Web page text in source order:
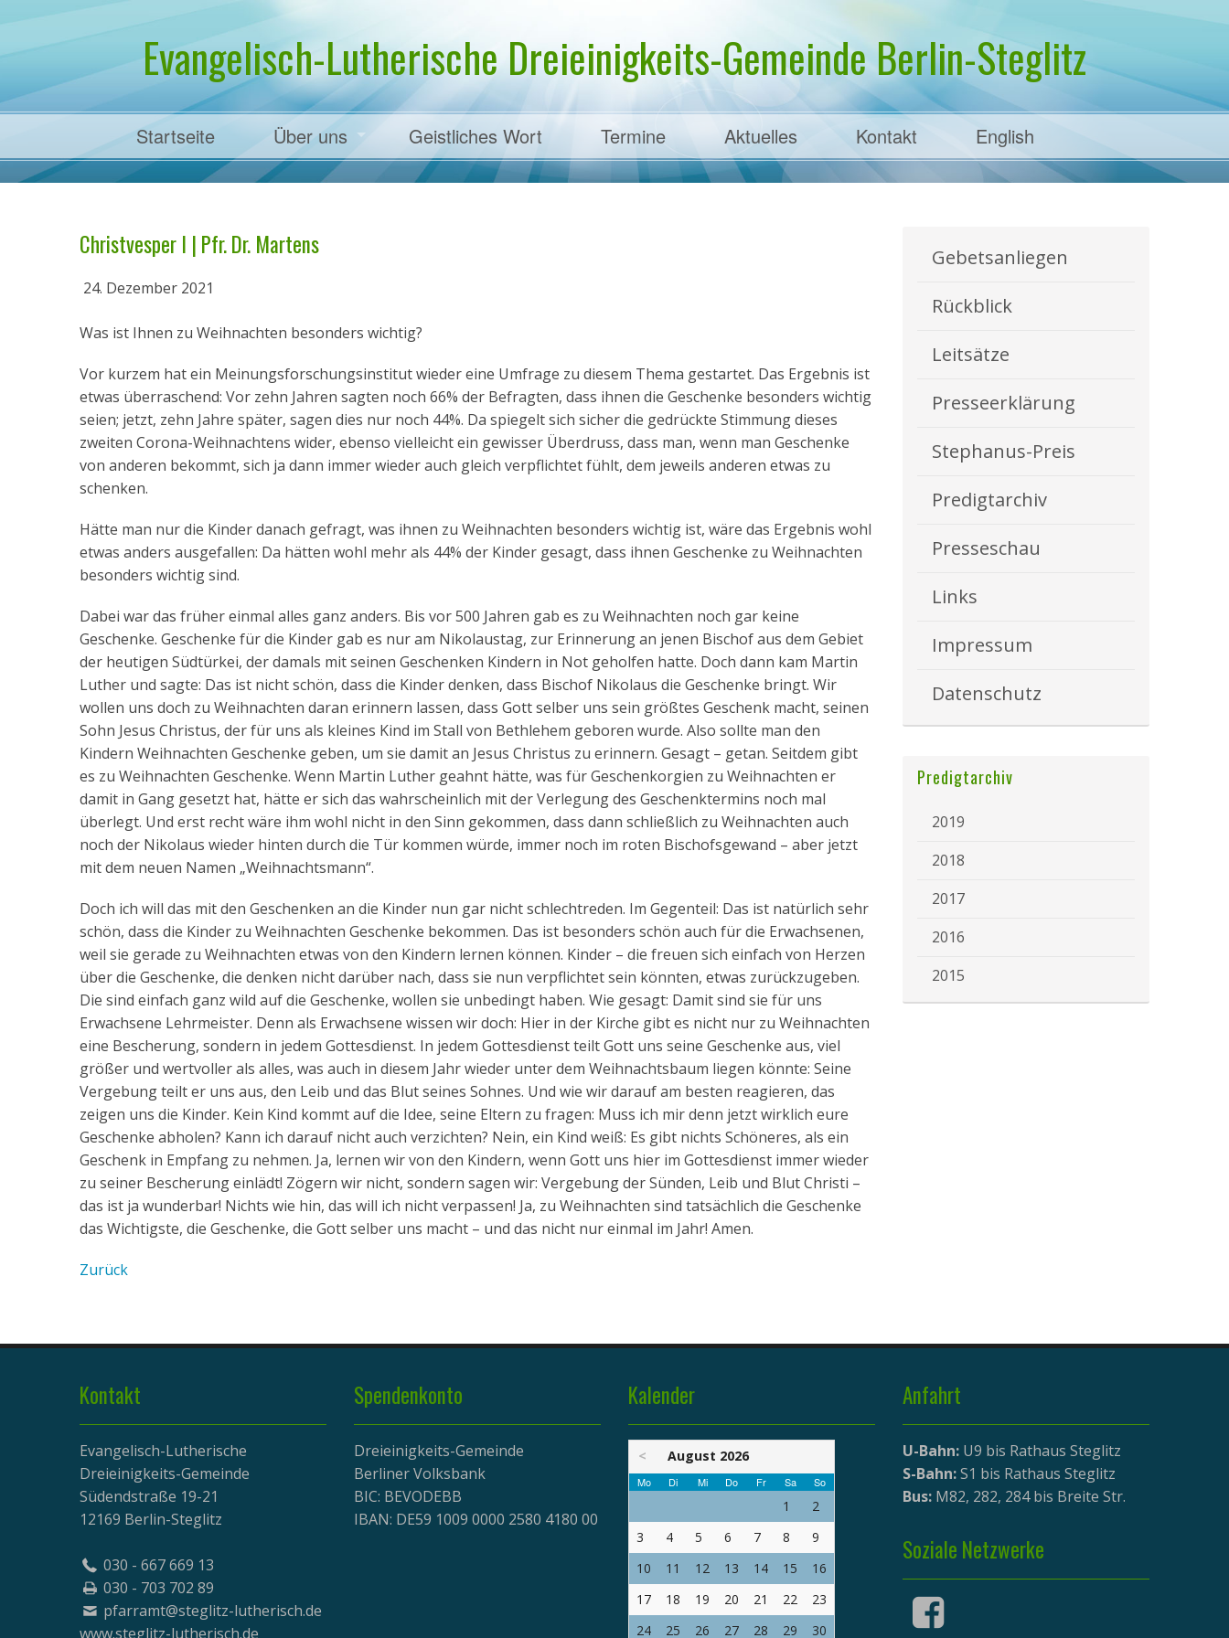
Evangelisch-Lutherische Dreieinigkeits-Gemeinde Berlin-Steglitz
Startseite
Über uns
Pfarrer Dr. Martens
Geistliches Wort Termine Aktuelles Kontakt English
Christvesper I | Pfr. Dr. Martens
24. Dezember 2021
Was ist Ihnen zu Weihnachten besonders wichtig?
Vor kurzem hat ein Meinungsforschungsinstitut wieder eine Umfrage zu diesem Thema gestartet. Das Ergebnis ist
etwas überraschend: Vor zehn Jahren sagten noch 66% der Befragten, dass ihnen die Geschenke besonders wichtig
seien; jetzt, zehn Jahre später, sagen dies nur noch 44%. Da spiegelt sich sicher die gedrückte Stimmung dieses
zweiten Corona-Weihnachtens wider, ebenso vielleicht ein gewisser Überdruss, dass man, wenn man Geschenke
von anderen bekommt, sich ja dann immer wieder auch gleich verpflichtet fühlt, dem jeweils anderen etwas zu
schenken.
Hätte man nur die Kinder danach gefragt, was ihnen zu Weihnachten besonders wichtig ist, wäre das Ergebnis wohl
etwas anders ausgefallen: Da hätten wohl mehr als 44% der Kinder gesagt, dass ihnen Geschenke zu Weihnachten
besonders wichtig sind.
Dabei war das früher einmal alles ganz anders. Bis vor 500 Jahren gab es zu Weihnachten noch gar keine
Geschenke. Geschenke für die Kinder gab es nur am Nikolaustag, zur Erinnerung an jenen Bischof aus dem Gebiet
der heutigen Südtürkei, der damals mit seinen Geschenken Kindern in Not geholfen hatte. Doch dann kam Martin
Luther und sagte: Das ist nicht schön, dass die Kinder denken, dass Bischof Nikolaus die Geschenke bringt. Wir
wollen uns doch zu Weihnachten daran erinnern lassen, dass Gott selber uns sein größtes Geschenk macht, seinen
Sohn Jesus Christus, der für uns als kleines Kind im Stall von Bethlehem geboren wurde. Also sollte man den
Kindern Weihnachten Geschenke geben, um sie damit an Jesus Christus zu erinnern. Gesagt – getan. Seitdem gibt
es zu Weihnachten Geschenke. Wenn Martin Luther geahnt hätte, was für Geschenkorgien zu Weihnachten er
damit in Gang gesetzt hat, hätte er sich das wahrscheinlich mit der Verlegung des Geschenktermins noch mal
überlegt. Und erst recht wäre ihm wohl nicht in den Sinn gekommen, dass dann schließlich zu Weihnachten auch
noch der Nikolaus wieder hinten durch die Tür kommen würde, immer noch im roten Bischofsgewand – aber jetzt
mit dem neuen Namen „Weihnachtsmann“.
Doch ich will das mit den Geschenken an die Kinder nun gar nicht schlechtreden. Im Gegenteil: Das ist natürlich sehr
schön, dass die Kinder zu Weihnachten Geschenke bekommen. Das ist besonders schön auch für die Erwachsenen,
weil sie gerade zu Weihnachten etwas von den Kindern lernen können. Kinder – die freuen sich einfach von Herzen
über die Geschenke, die denken nicht darüber nach, dass sie nun verpflichtet sein könnten, etwas zurückzugeben.
Die sind einfach ganz wild auf die Geschenke, wollen sie unbedingt haben. Wie gesagt: Damit sind sie für uns
Erwachsene Lehrmeister. Denn als Erwachsene wissen wir doch: Hier in der Kirche gibt es nicht nur zu Weihnachten
eine Bescherung, sondern in jedem Gottesdienst. In jedem Gottesdienst teilt Gott uns seine Geschenke aus, viel
größer und wertvoller als alles, was auch in diesem Jahr wieder unter dem Weihnachtsbaum liegen könnte: Seine
Vergebung teilt er uns aus, den Leib und das Blut seines Sohnes. Und wie wir darauf am besten reagieren, das
zeigen uns die Kinder. Kein Kind kommt auf die Idee, seine Eltern zu fragen: Muss ich mir denn jetzt wirklich eure
Geschenke abholen? Kann ich darauf nicht auch verzichten? Nein, ein Kind weiß: Es gibt nichts Schöneres, als ein
Geschenk in Empfang zu nehmen. Ja, lernen wir von den Kindern, wenn Gott uns hier im Gottesdienst immer wieder
zu seiner Bescherung einlädt! Zögern wir nicht, sondern sagen wir: Vergebung der Sünden, Leib und Blut Christi –
das ist ja wunderbar! Nichts wie hin, das will ich nicht verpassen! Ja, zu Weihnachten sind tatsächlich die Geschenke
das Wichtigste, die Geschenke, die Gott selber uns macht – und das nicht nur einmal im Jahr! Amen.
Zurück
Gebetsanliegen
Rückblick
Leitsätze
Presseerklärung
Stephanus-Preis
Predigtarchiv
Presseschau
Links
Impressum
Datenschutz
Predigtarchiv
2019
2018
2017
2016
2015
Kontakt
Evangelisch-Lutherische
Dreieinigkeits-Gemeinde
Südendstraße 19-21
12169 Berlin-Steglitz
030 - 667 669 13
030 - 703 702 89
pfarramt@steglitz-lutherisch.de
www.steglitz-lutherisch.de
Spendenkonto
Dreieinigkeits-Gemeinde
Berliner Volksbank
BIC: BEVODEBB
IBAN: DE59 1009 0000 2580 4180 00
Kalender
< August 2026
Mo Di Mi Do Fr Sa So
1
2
3
4 5 6 7 8
9
10
11 12 13 14 15
16
17
18 19 20 21 22
23
24
25 26 27 28 29 30
Anfahrt
U-Bahn: U9 bis Rathaus Steglitz
S-Bahn:S1 bis Rathaus Steglitz
Bus: M82, 282, 284 bis Breite Str.
Soziale Netzwerke